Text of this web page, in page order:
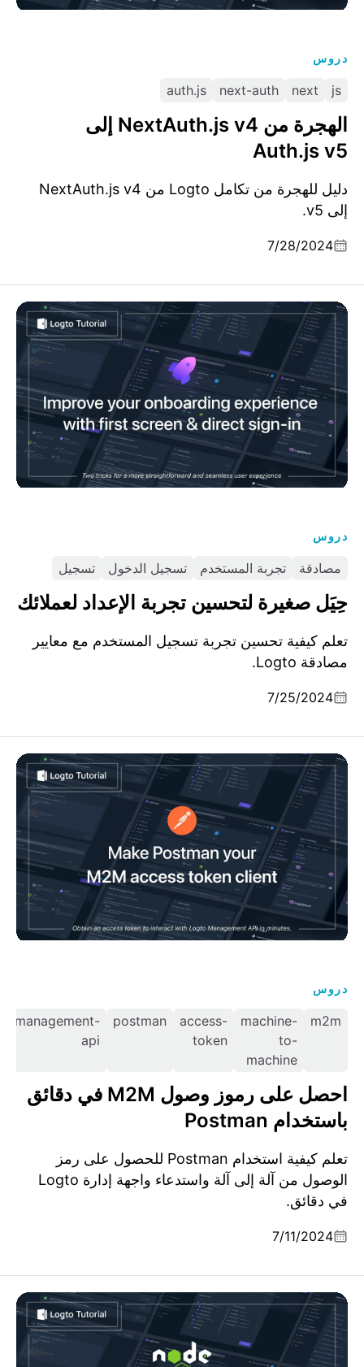
دروس
js
next
next-auth
auth.js
الهجرة من NextAuth.js v4 إلى
Auth.js v5
دليل للهجرة من تكامل Logto من NextAuth.js v4
إلى v5.
7/28/2024
دروس
مصادقة تجربة المستخدم تسجيل الدخول تسجيل
حِيَل صغيرة لتحسين تجربة الإعداد لعملائك
تعلم كيفية تحسين تجربة تسجيل المستخدم مع معايير
مصادقة Logto.
7/25/2024
حِيَل صغيرة لتحسين تجربة الإعداد لعملائك
دروس
m2m
machine-
to-
machine
access-
token
postman
management-
api
احصل على رموز وصول M2M في دقائق
باستخدام Postman
تعلم كيفية استخدام Postman للحصول على رمز
الوصول من آلة إلى آلة واستدعاء واجهة إدارة Logto
في دقائق.
7/11/2024
احصل على رموز وصول M2M في دقائق باستخدام Postman
إنشاء حزمة SDK لإطار عمل يعتمد على Node.js لـ Logto
في دقائق